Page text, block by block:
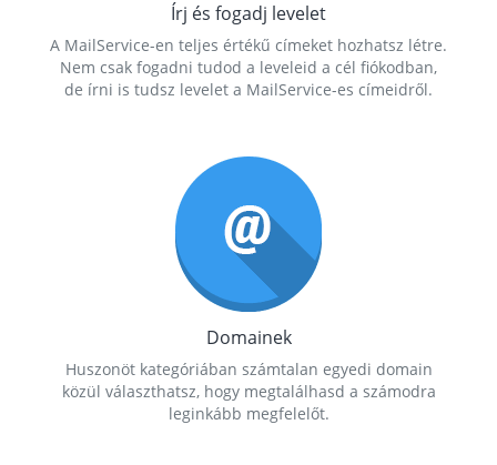
Írj és fogadj levelet
A MailService-en teljes értékű címeket hozhatsz létre.
Nem csak fogadni tudod a leveleid a cél fiókodban,
de írni is tudsz levelet a MailService-es címeidről.
Domainek
Huszonöt kategóriában számtalan egyedi domain
közül választhatsz, hogy megtalálhasd a számodra
leginkább megfelelőt.